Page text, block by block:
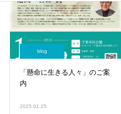
インプラ
blog
「懸命に生きる人々」のご案
内
2025.01.25